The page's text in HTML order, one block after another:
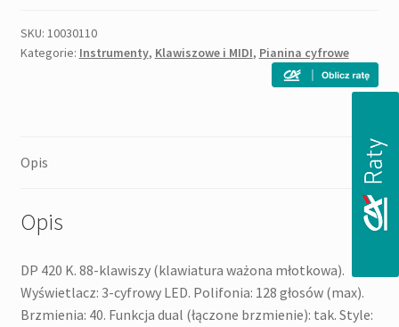
SKU: 10030110
Kategorie: Instrumenty, Klawiszowe i MIDI, Pianina cyfrowe
Opis
Opis
DP 420 K. 88-klawiszy (klawiatura ważona młotkowa).
Wyświetlacz: 3-cyfrowy LED. Polifonia: 128 głosów (max).
Brzmienia: 40. Funkcja dual (łączone brzmienie): tak. Style: